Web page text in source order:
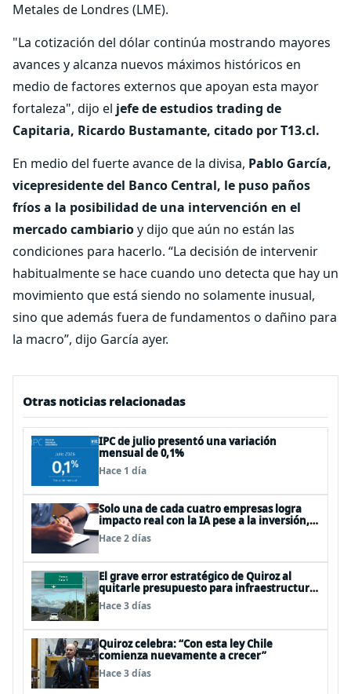
Metales de Londres (LME).
"La cotización del dólar continúa mostrando mayores
avances y alcanza nuevos máximos históricos en
medio de factores externos que apoyan esta mayor
fortaleza", dijo el jefe de estudios trading de
Capitaria, Ricardo Bustamante, citado por T13.cl.
En medio del fuerte avance de la divisa, Pablo García,
vicepresidente del Banco Central, le puso paños
fríos a la posibilidad de una intervención en el
mercado cambiarioy dijo que aún no están las
condiciones para hacerlo. “La decisión de intervenir
habitualmente se hace cuando uno detecta que hay un
movimiento que está siendo no solamente inusual,
sino que además fuera de fundamentos o dañino para
la macro”, dijo García ayer.
Otras noticias relacionadas
IPC de julio presentó una variación
mensual de 0,1%
Hace 1 día
Solo una de cada cuatro empresas logra
impacto real con la IA pese a la inversión,
según el Foro Económico Mundial
Hace 2 días
El grave error estratégico de Quiroz al
quitarle presupuesto para infraestructura
vial del Biobío
Hace 3 días
Quiroz celebra: “Con esta ley Chile
comienza nuevamente a crecer”
Hace 3 días